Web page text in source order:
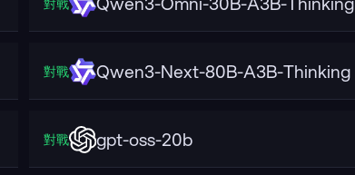
對戰 Qwen3-Next-80B-A3B-Thinking
對戰 gpt-oss-20b